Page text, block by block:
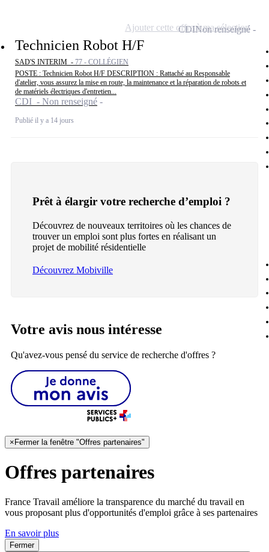
Technicien Robot H/F
SAD'S INTERIM - 77 - COLLÉGIEN
POSTE : Technicien Robot H/F DESCRIPTION : Rattaché au Responsable
d'atelier, vous assurez la mise en route, la maintenance et la réparation de robots et
de matériels électriques d'entretien...
CDI - Non renseigné
Publié il y a 14 jours
CDINon renseigné
Ajouter cette offre à ma sélection
Prêt à élargir votre recherche d’emploi ?
Découvrez de nouveaux territoires où les chances de
trouver un emploi sont plus fortes en réalisant un
projet de mobilité résidentielle
Découvrez Mobiville
Votre avis nous intéresse
Qu'avez-vous pensé du service de recherche d'offres ?
× Fermer la fenêtre "Offres partenaires"
Offres partenaires
France Travail améliore la transparence du marché du travail en
vous proposant plus d'opportunités d'emploi grâce à ses partenaires
En savoir plus
Fermer